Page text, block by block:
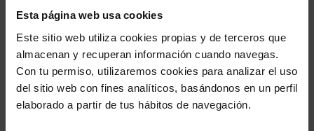
Esta página web usa cookies
Este sitio web utiliza cookies propias y de terceros que
almacenan y recuperan información cuando navegas.
Con tu permiso, utilizaremos cookies para analizar el uso
del sitio web con fines analíticos, basándonos en un perfil
elaborado a partir de tus hábitos de navegación.